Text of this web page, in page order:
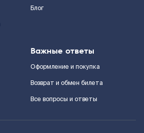
Блог
Важные ответы
Оформление и покупка
Возврат и обмен билета
Все вопросы и ответы